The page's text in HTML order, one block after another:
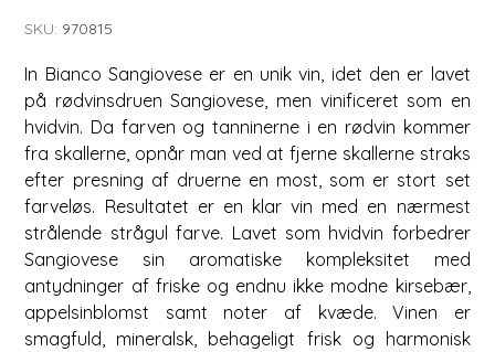
SKU: 970815
In Bianco Sangiovese er en unik vin, idet den er lavet
på rødvinsdruen Sangiovese, men vinificeret som en
hvidvin. Da farven og tanninerne i en rødvin kommer
fra skallerne, opnår man ved at fjerne skallerne straks
efter presning af druerne en most, som er stort set
farveløs. Resultatet er en klar vin med en nærmest
strålende strågul farve. Lavet som hvidvin forbedrer
Sangiovese sin aromatiske kompleksitet med
antydninger af friske og endnu ikke modne kirsebær,
appelsinblomst samt noter af kvæde. Vinen er
smagfuld, mineralsk, behageligt frisk og harmonisk